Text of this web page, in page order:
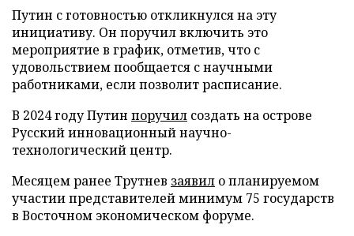
Путин с готовностью откликнулся на эту
инициативу. Он поручил включить это
мероприятие в график, отметив, что с
удовольствием пообщается с научными
работниками, если позволит расписание.
В 2024 году Путин поручил создать на острове
Русский инновационный научно-
технологический центр.
Месяцем ранее Трутнев заявил о планируемом
участии представителей минимум 75 государств
в Восточном экономическом форуме.